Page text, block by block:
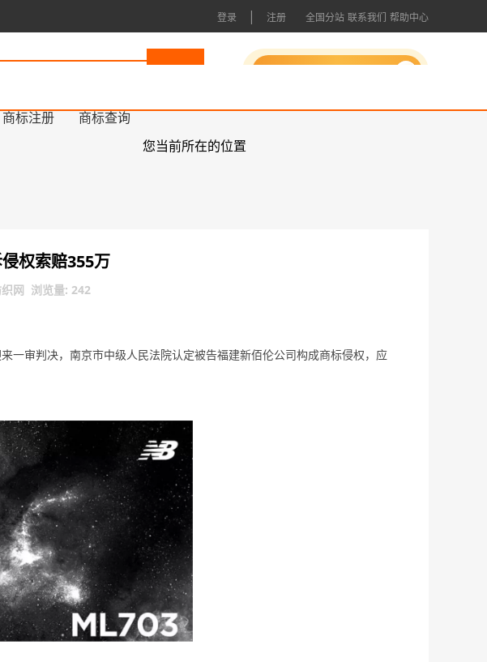
登录 | 注册 全国分站 联系我们 帮助中心
商标注册 商标查询
您当前所在的位置
权索赔355万
网 浏览量: 242
审判决，南京市中级人民法院认定被告福建新佰伦公司构成商标侵权，应